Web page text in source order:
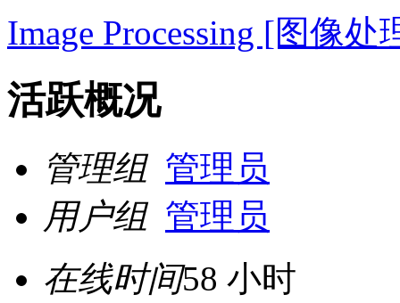
Image Processing [图像处
活跃概况
管理组 管理员
用户组 管理员
在线时间58 小时